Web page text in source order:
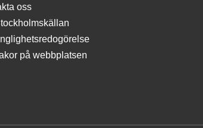
oss
på webbplatsen